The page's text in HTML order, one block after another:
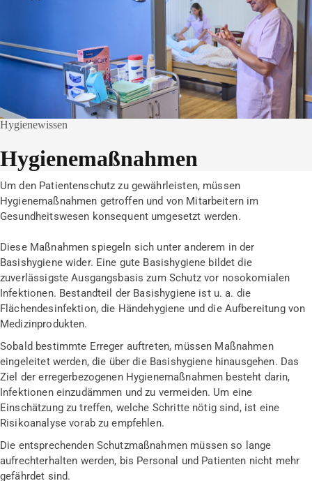
Hygienewissen
Hygienemaßnahmen
Um den Patientenschutz zu gewährleisten, müssen
Hygienemaßnahmen getroffen und von Mitarbeitern im
Gesundheitswesen konsequent umgesetzt werden.
Diese Maßnahmen spiegeln sich unter anderem in der
Basishygiene wider. Eine gute Basishygiene bildet die
zuverlässigste Ausgangsbasis zum Schutz vor nosokomialen
Infektionen. Bestandteil der Basishygiene ist u. a. die
Flächendesinfektion, die Händehygiene und die Aufbereitung von
Medizinprodukten.
Sobald bestimmte Erreger auftreten, müssen Maßnahmen
eingeleitet werden, die über die Basishygiene hinausgehen. Das
Ziel der erregerbezogenen Hygienemaßnahmen besteht darin,
Infektionen einzudämmen und zu vermeiden. Um eine
Einschätzung zu treffen, welche Schritte nötig sind, ist eine
Risikoanalyse vorab zu empfehlen.
Die entsprechenden Schutzmaßnahmen müssen so lange
aufrechterhalten werden, bis Personal und Patienten nicht mehr
gefährdet sind.